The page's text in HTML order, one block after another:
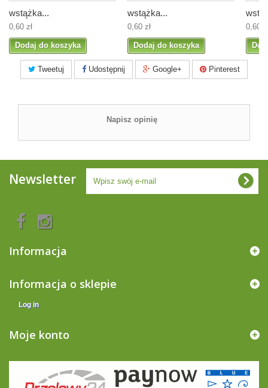
wstążka...
0,60 zł
Dodaj do koszyka
wstążka...
0,60 zł
Dodaj do koszyka
0,60
Tweetuj Udostępnij Google+ Pinterest
Napisz opinię
Newsletter
Informacja
Informacja o sklepie
Log in
Moje konto